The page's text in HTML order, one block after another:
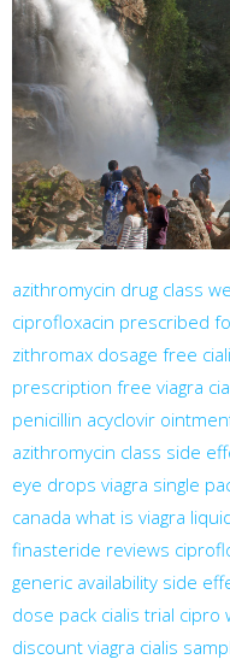
azithromycin drug class
ciprofloxacin prescribed
zithromax dosage free
prescription free viagra
penicillin acyclovir
azithromycin class side
eye drops viagra single
canada what is viagra
finasteride reviews
generic availability side
dose pack cialis trial cipro
discount viagra cialis